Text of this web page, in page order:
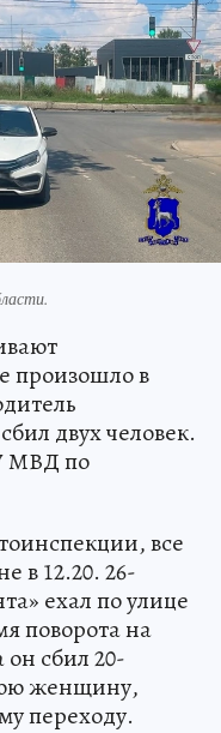
произошло в
двух человек.
МВД по
все
в 12.20. 26-
ехал по улице
поворота на
он сбил 20-
женщину,
переходу.